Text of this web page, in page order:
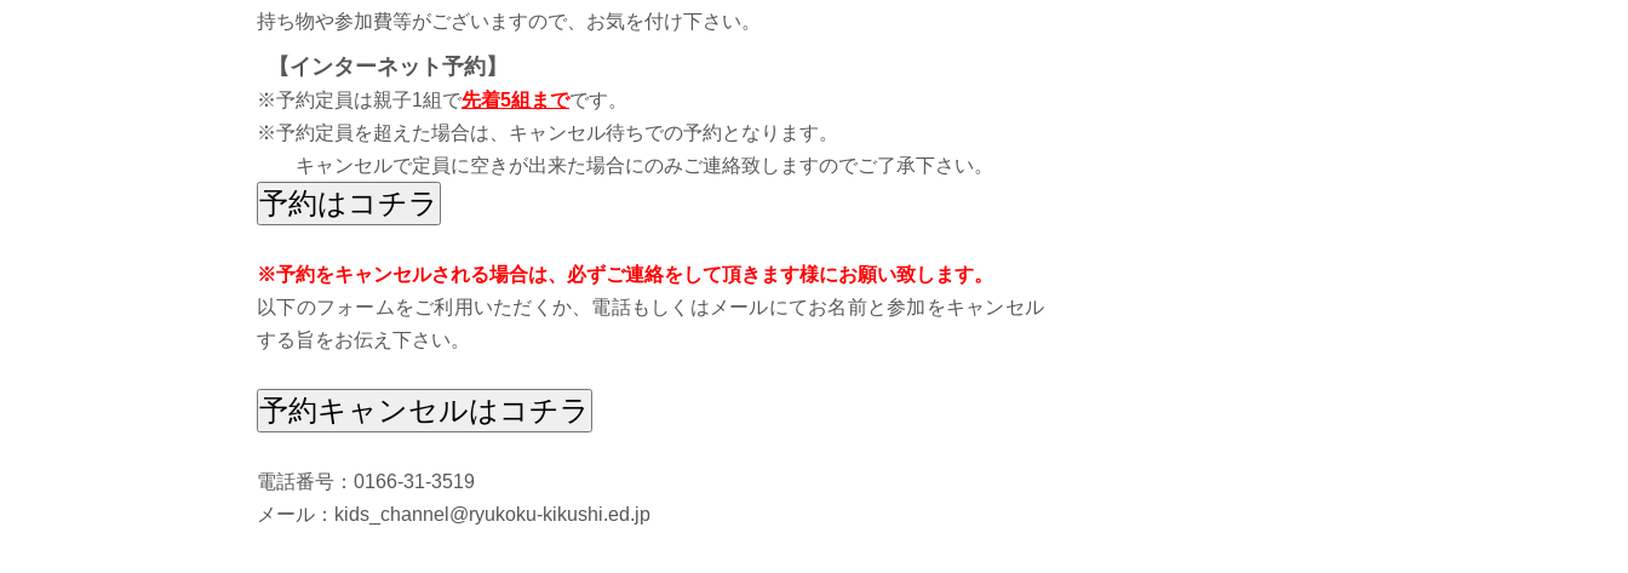
持ち物や参加費等がございますので、お気を付け下さい。
【インターネット予約】
※予約定員は親子1組で先着5組までです。
※予約定員を超えた場合は、キャンセル待ちでの予約となります。
キャンセルで定員に空きが出来た場合にのみご連絡致しますのでご了承下さい。
予約はコチラ
※予約をキャンセルされる場合は、必ずご連絡をして頂きます様にお願い致します。
以下のフォームをご利用いただくか、電話もしくはメールにてお名前と参加をキャンセル
する旨をお伝え下さい。
予約キャンセルはコチラ
電話番号：0166-31-3519
メール：kids_channel@ryukoku-kikushi.ed.jp